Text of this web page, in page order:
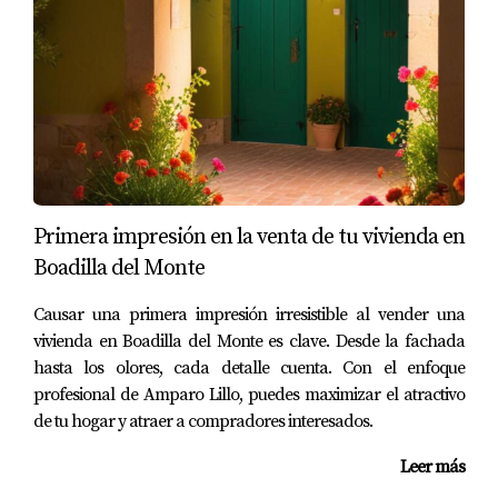
vendidas recientemente. Su apartamento se vendió en
menos de dos semanas gracias a su estrategia efectiva y
una presentación impecable. Esto demuestra cómo un
buen precio y una adecuada preparación pueden
acelerar significativamente el proceso.
Caso 2: Desafíos en la Venta
Por otro lado, Juan tenía una casa familiar grande que
decidió vender sin asesoramiento profesional. Fijó un
precio muy alto basado en sus expectativas personales y
no realizó ningún ajuste tras varios meses sin ofertas.
Finalmente, decidió trabajar con un agente inmobiliario
que le ayudó a re-evaluar su estrategia y ajustar el precio
a uno más competitivo. Con esta nueva perspectiva, su
Primera impresión en la venta de tu vivienda en
Boadilla del Monte
Causar una primera impresión irresistible al vender una
vivienda en Boadilla del Monte es clave. Desde la fachada
hasta los olores, cada detalle cuenta. Con el enfoque
profesional de Amparo Lillo, puedes maximizar el atractivo
de tu hogar y atraer a compradores interesados.
Leer más